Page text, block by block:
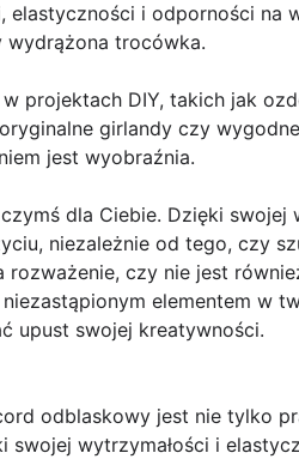
elastyczności i odporności na
wydrążona trocówka.
projektach DIY, takich jak
girlandy czy
jest wyobraźnia.
dla Ciebie. Dzięki swojej
niezależnie od tego, czy
czy nie jest
elementem w
upust swojej kreatywności.
odblaskowy jest nie tylko
wytrzymałości i